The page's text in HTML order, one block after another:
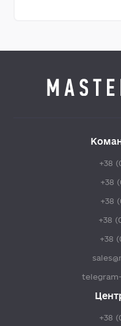
+38
+38
+38
+38
+38
telegram-
+38